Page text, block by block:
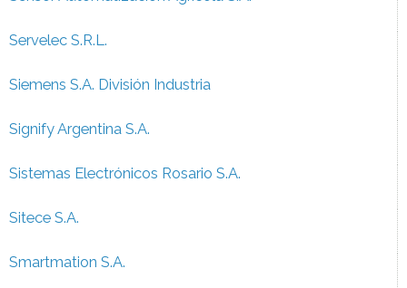
Servelec S.R.L.
Siemens S.A. División Industria
Signify Argentina S.A.
Sistemas Electrónicos Rosario S.A.
Sitece S.A.
Smartmation S.A.